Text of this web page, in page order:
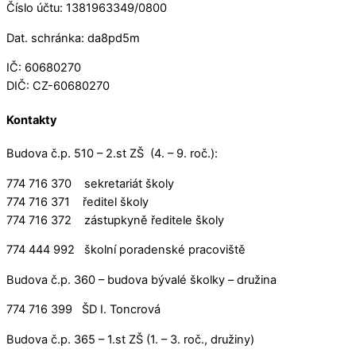
Číslo účtu: 1381963349/0800
Dat. schránka: da8pd5m
IČ: 60680270
DIČ: CZ-60680270
Kontakty
Budova č.p. 510 – 2.st ZŠ (4. – 9. roč.):
774 716 370 sekretariát školy
774 716 371 ředitel školy
774 716 372 zástupkyně ředitele školy
774 444 992 školní poradenské pracoviště
Budova č.p. 360 – budova bývalé školky – družina
774 716 399 ŠD I. Toncrová
Budova č.p. 365 – 1.st ZŠ (1. – 3. roč., družiny)